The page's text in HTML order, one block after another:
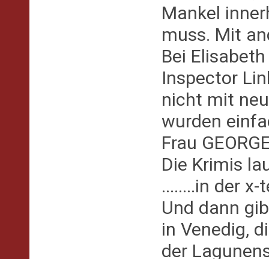
Mankel
muss. Mit
Bei
Inspector
nicht mit
wurden
Frau
Die Krimis
........in der
Und dann
in Venedig,
der